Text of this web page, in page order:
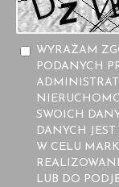
WYRAŻAM
PODANYCH
SWOICH
DANYCH
W CELU
LUB DO